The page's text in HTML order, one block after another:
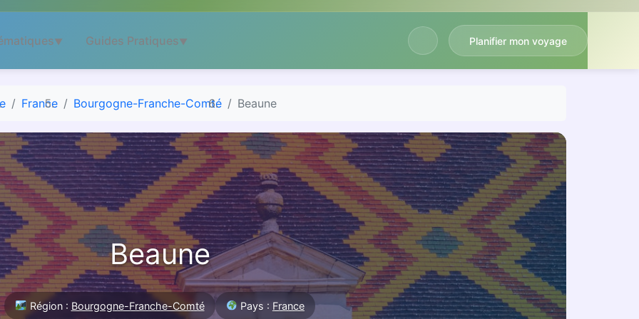
▼ Guides Pratiques ▼ Planifier mon voyage
France Bourgogne-Franche-Comté Beaune
Beaune
Région : Bourgogne-Franche-Comté Pays : France